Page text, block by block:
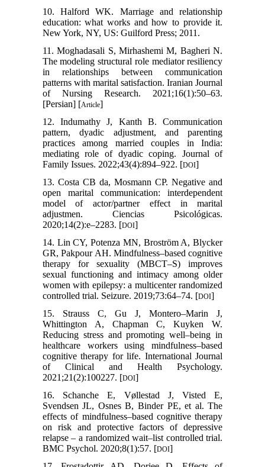
10. Halford WK. Marriage and relationship
education: what works and how to provide it.
New York, NY, US: Guilford Press; 2011.
11. Moghadasali S, Mirhashemi M, Bagheri N.
The modeling structural role mediator resiliency
in relationships between communication
patterns with marital satisfaction. Iranian Journal
of Nursing Research. 2021;16(1):50–63.
[Persian] [Article]
12. Indumathy J, Kanth B. Communication
pattern, dyadic adjustment, and parenting
practices among married couples in India:
mediating role of dyadic coping. Journal of
Family Issues. 2022;43(4):894–922. [DOI]
13. Costa CB da, Mosmann CP. Negative and
open marital communication: interdependent
model of actor/partner effect in marital
adjustmen. Ciencias Psicológicas.
2020;14(2):e–2283. [DOI]
14. Lin CY, Potenza MN, Broström A, Blycker
GR, Pakpour AH. Mindfulness–based cognitive
therapy for sexuality (MBCT–S) improves
sexual functioning and intimacy among older
women with epilepsy: a multicenter randomized
controlled trial. Seizure. 2019;73:64–74. [DOI]
15. Strauss C, Gu J, Montero–Marin J,
Whittington A, Chapman C, Kuyken W.
Reducing stress and promoting well–being in
healthcare workers using mindfulness–based
cognitive therapy for life. International Journal
of Clinical and Health Psychology.
2021;21(2):100227. [DOI]
16. Schanche E, Vøllestad J, Visted E,
Svendsen JL, Osnes B, Binder PE, et al. The
effects of mindfulness–based cognitive therapy
on risk and protective factors of depressive
relapse – a randomized wait–list controlled trial.
BMC Psychol. 2020;8(1):57. [DOI]